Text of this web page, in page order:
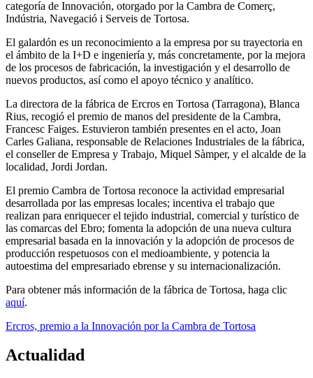
categoría de Innovación, otorgado por la Cambra de Comerç,
Indústria, Navegació i Serveis de Tortosa.
El galardón es un reconocimiento a la empresa por su trayectoria en
el ámbito de la I+D e ingeniería y, más concretamente, por la mejora
de los procesos de fabricación, la investigación y el desarrollo de
nuevos productos, así como el apoyo técnico y analítico.
La directora de la fábrica de Ercros en Tortosa (Tarragona), Blanca
Rius, recogió el premio de manos del presidente de la Cambra,
Francesc Faiges. Estuvieron también presentes en el acto, Joan
Carles Galiana, responsable de Relaciones Industriales de la fábrica,
el conseller de Empresa y Trabajo, Miquel Sàmper, y el alcalde de la
localidad, Jordi Jordan.
El premio Cambra de Tortosa reconoce la actividad empresarial
desarrollada por las empresas locales; incentiva el trabajo que
realizan para enriquecer el tejido industrial, comercial y turístico de
las comarcas del Ebro; fomenta la adopción de una nueva cultura
empresarial basada en la innovación y la adopción de procesos de
producción respetuosos con el medioambiente, y potencia la
autoestima del empresariado ebrense y su internacionalización.
Para obtener más información de la fábrica de Tortosa, haga clic
aquí.
Ercros, premio a la Innovación por la Cambra de Tortosa
Actualidad